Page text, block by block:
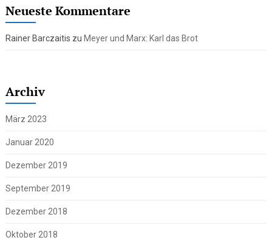
Neueste Kommentare
Rainer Barczaitis zu Meyer und Marx: Karl das Brot
Archiv
März 2023
Januar 2020
Dezember 2019
September 2019
Dezember 2018
Oktober 2018